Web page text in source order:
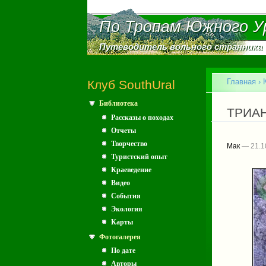
По Тропам Южного
По Тропам Южного
Путеводитель вольного странника
Путеводитель вольного странника
Клуб SouthUral
Библиотека
Рассказы о походах
Отчеты
Творчество
Туристский опыт
Краеведение
Видео
События
Экология
Карты
Фотогалерея
По дате
Авторы
Вы
Главная ›
Мак —